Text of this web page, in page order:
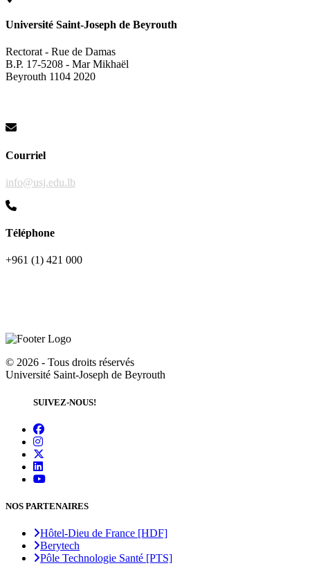
Université Saint-Joseph de Beyrouth
Rectorat - Rue de Damas
B.P. 17-5208 - Mar Mikhaël
Beyrouth 1104 2020
Courriel
info@usj.edu.lb
Téléphone
+961 (1) 421 000
© 2026 - Tous droits réservés
Université Saint-Joseph de Beyrouth
SUIVEZ-NOUS!
NOS PARTENAIRES
Hôtel-Dieu de France [HDF]
Berytech
Pôle Technologie Santé [PTS]